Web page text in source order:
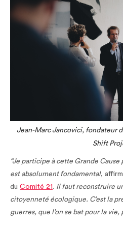
Jean-Marc Jancovici, fondateur
Shift
“Je participe à cette Grande Cause
est absolument fondamental,
du Comité 21 . Il faut reconstruire
citoyenneté écologique. C’est la
guerres, que l’on se bat pour la